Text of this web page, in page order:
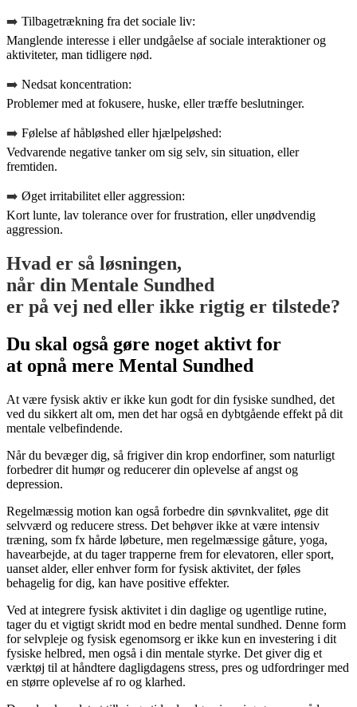
➡️ Tilbagetrækning fra det sociale liv:
Manglende interesse i eller undgåelse af sociale interaktioner og
aktiviteter, man tidligere nød.
➡️ Nedsat koncentration:
Problemer med at fokusere, huske, eller træffe beslutninger.
➡️ Følelse af håbløshed eller hjælpeløshed:
Vedvarende negative tanker om sig selv, sin situation, eller
fremtiden.
➡️ Øget irritabilitet eller aggression:
Kort lunte, lav tolerance over for frustration, eller unødvendig
aggression.
Hvad er så løsningen,
når din Mentale Sundhed
er på vej ned eller ikke rigtig er tilstede?
Du skal også gøre noget aktivt for
at opnå mere Mental Sundhed
At være fysisk aktiv er ikke kun godt for din fysiske sundhed, det
ved du sikkert alt om, men det har også en dybtgående effekt på dit
mentale velbefindende.
Når du bevæger dig, så frigiver din krop endorfiner, som naturligt
forbedrer dit humør og reducerer din oplevelse af angst og
depression.
Regelmæssig motion kan også forbedre din søvnkvalitet, øge dit
selvværd og reducere stress. Det behøver ikke at være intensiv
træning, som fx hårde løbeture, men regelmæssige gåture, yoga,
havearbejde, at du tager trapperne frem for elevatoren, eller sport,
uanset alder, eller enhver form for fysisk aktivitet, der føles
behagelig for dig, kan have positive effekter.
Ved at integrere fysisk aktivitet i din daglige og ugentlige rutine,
tager du et vigtigt skridt mod en bedre mental sundhed. Denne form
for selvpleje og fysisk egenomsorg er ikke kun en investering i dit
fysiske helbred, men også i din mentale styrke. Det giver dig et
værktøj til at håndtere dagligdagens stress, pres og udfordringer med
en større oplevelse af ro og klarhed.